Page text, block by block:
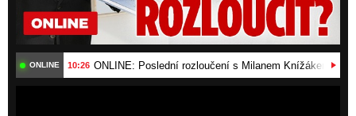
ONLINE 10:26 ONLINE: Poslední rozloučení s Milanem Knížákem